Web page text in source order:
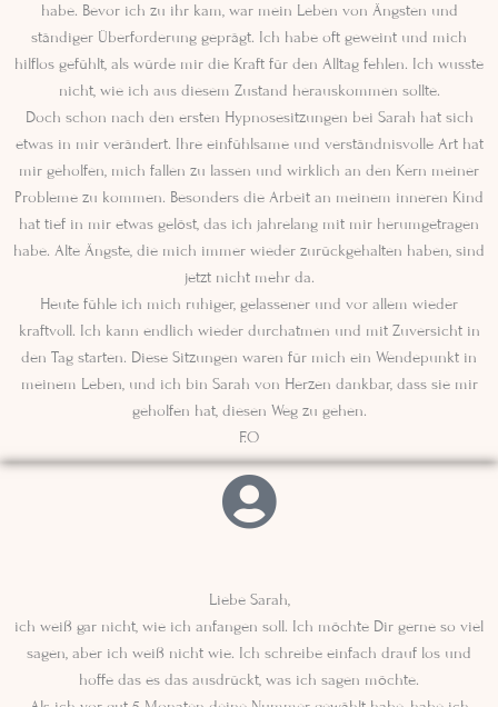
habe. Bevor ich zu ihr kam, war mein Leben von Ängsten und
ständiger Überforderung geprägt. Ich habe oft geweint und mich
hilflos gefühlt, als würde mir die Kraft für den Alltag fehlen. Ich wusste
nicht, wie ich aus diesem Zustand herauskommen sollte.
Doch schon nach den ersten Hypnosesitzungen bei Sarah hat sich
etwas in mir verändert. Ihre einfühlsame und verständnisvolle Art hat
mir geholfen, mich fallen zu lassen und wirklich an den Kern meiner
Probleme zu kommen. Besonders die Arbeit an meinem inneren Kind
hat tief in mir etwas gelöst, das ich jahrelang mit mir herumgetragen
habe. Alte Ängste, die mich immer wieder zurückgehalten haben, sind
jetzt nicht mehr da.
Heute fühle ich mich ruhiger, gelassener und vor allem wieder
kraftvoll. Ich kann endlich wieder durchatmen und mit Zuversicht in
den Tag starten. Diese Sitzungen waren für mich ein Wendepunkt in
meinem Leben, und ich bin Sarah von Herzen dankbar, dass sie mir
geholfen hat, diesen Weg zu gehen.
F.O
Liebe Sarah,
ich weiß gar nicht, wie ich anfangen soll. Ich möchte Dir gerne so viel
sagen, aber ich weiß nicht wie. Ich schreibe einfach drauf los und
hoffe das es das ausdrückt, was ich sagen möchte.